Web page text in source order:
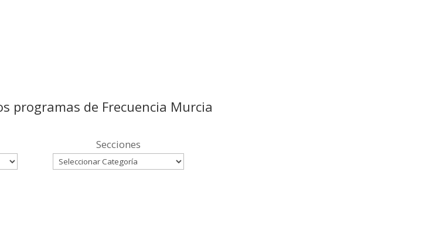
programas de Frecuencia Murcia
Secciones